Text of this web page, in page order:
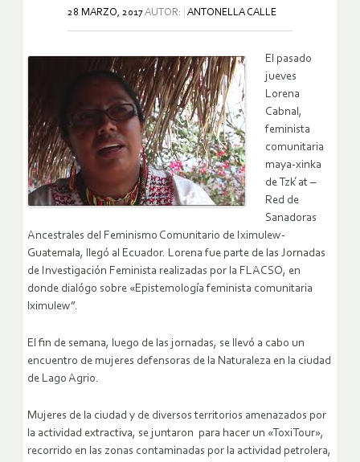
28 MARZO, 2017AUTOR: ANTONELLA CALLE
El pasado
jueves
Lorena
Cabnal,
feminista
comunitaria
maya-xinka
de Tzk ́at –
Red de
Sanadoras
Ancestrales del Feminismo Comunitario de Iximulew-
Guatemala, llegó al Ecuador. Lorena fue parte de las Jornadas
de Investigación Feminista realizadas por la FLACSO, en
donde dialógo sobre «Epistemología feminista comunitaria
lximulew”.
El fin de semana, luego de las jornadas, se llevó a cabo un
encuentro de mujeres defensoras de la Naturaleza en la ciudad
de Lago Agrio.
Mujeres de la ciudad y de diversos territorios amenazados por
la actividad extractiva, se juntaron para hacer un «ToxiTour»,
recorrido en las zonas contaminadas por la actividad petrolera,